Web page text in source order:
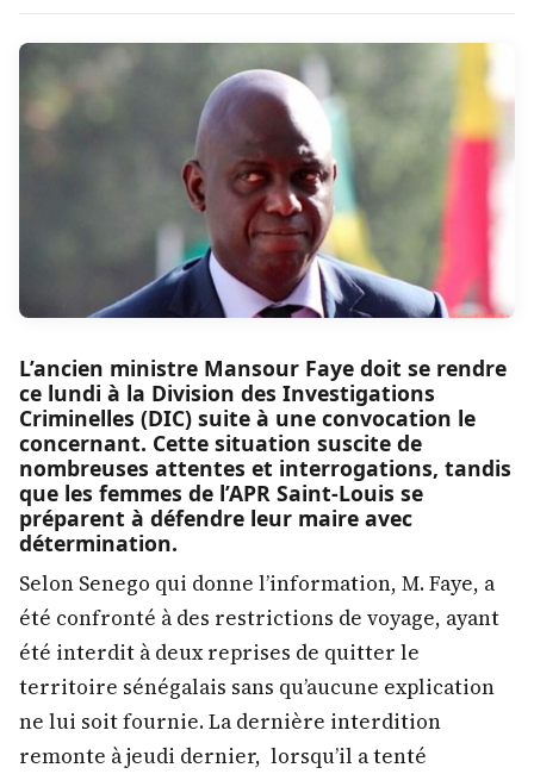
L’ancien ministre Mansour Faye doit se rendre
ce lundi à la Division des Investigations
Criminelles (DIC) suite à une convocation le
concernant. Cette situation suscite de
nombreuses attentes et interrogations, tandis
que les femmes de l’APR Saint-Louis se
préparent à défendre leur maire avec
détermination.
Selon Senego qui donne l’information, M. Faye, a
été confronté à des restrictions de voyage, ayant
été interdit à deux reprises de quitter le
territoire sénégalais sans qu’aucune explication
ne lui soit fournie. La dernière interdition
remonte à jeudi dernier, lorsqu’il a tenté